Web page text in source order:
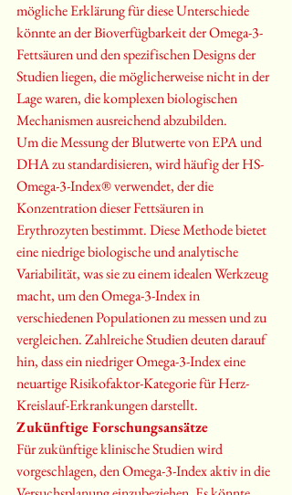
mögliche Erklärung für diese Unterschiede
könnte an der Bioverfügbarkeit der Omega-3-
Fettsäuren und den spezifischen Designs der
Studien liegen, die möglicherweise nicht in der
Lage waren, die komplexen biologischen
Mechanismen ausreichend abzubilden.
Um die Messung der Blutwerte von EPA und
DHA zu standardisieren, wird häufig der HS-
Omega-3-Index® verwendet, der die
Konzentration dieser Fettsäuren in
Erythrozyten bestimmt. Diese Methode bietet
eine niedrige biologische und analytische
Variabilität, was sie zu einem idealen Werkzeug
macht, um den Omega-3-Index in
verschiedenen Populationen zu messen und zu
vergleichen. Zahlreiche Studien deuten darauf
hin, dass ein niedriger Omega-3-Index eine
neuartige Risikofaktor-Kategorie für Herz-
Kreislauf-Erkrankungen darstellt.
Zukünftige Forschungsansätze
Für zukünftige klinische Studien wird
vorgeschlagen, den Omega-3-Index aktiv in die